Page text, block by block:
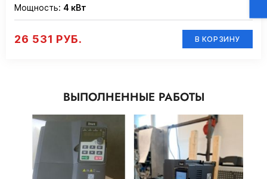
Мощность: 4 кВт
26 531 РУБ. В КОРЗИНУ
ВЫПОЛНЕННЫЕ РАБОТЫ